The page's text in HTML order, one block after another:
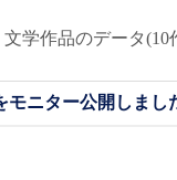
学作品のデータ
モニター公開しまし